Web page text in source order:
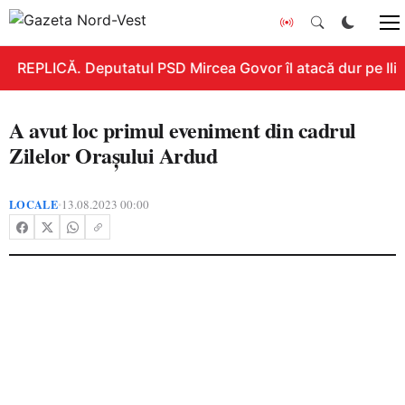
REPLICĂ. Deputatul PSD Mircea Govor îl atacă dur pe
A avut loc primul eveniment din cadrul
Zilelor Orașului Ardud
LOCALE•13.08.2023 00:00